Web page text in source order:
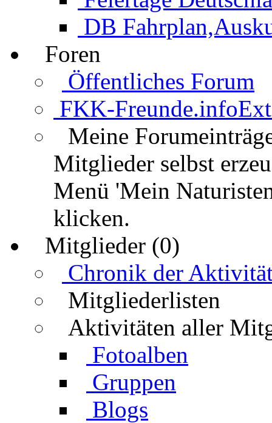
DB
Foren
Öffentliches Forum
FKK-Freunde.info
Meine
Mitglieder selbst
Menü 'Mein
klicken.
Mitglieder (0)
Chronik der
Mitgliederlisten
Aktivitäten aller
Fotoalben
Gruppen
Blogs